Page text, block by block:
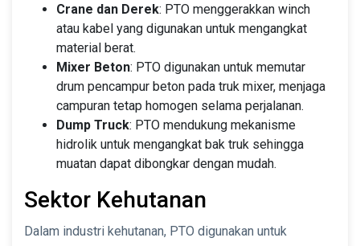
Crane dan Derek: PTO menggerakkan winch
atau kabel yang digunakan untuk mengangkat
material berat.
Mixer Beton: PTO digunakan untuk memutar
drum pencampur beton pada truk mixer, menjaga
campuran tetap homogen selama perjalanan.
Dump Truck: PTO mendukung mekanisme
hidrolik untuk mengangkat bak truk sehingga
muatan dapat dibongkar dengan mudah.
Sektor Kehutanan
Dalam industri kehutanan, PTO digunakan untuk